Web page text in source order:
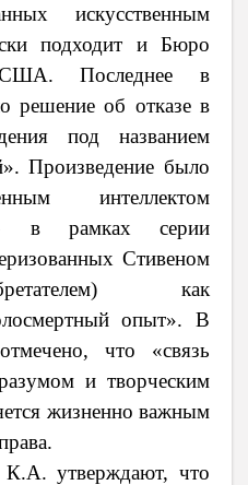
искусственным
подходит и Бюро
США. Последнее в
решение об отказе в
под названием
Произведение было
интеллектом
в рамках серии
Стивеном
как
опыт». В
что «связь
и творческим
жизненно важным
утверждают, что